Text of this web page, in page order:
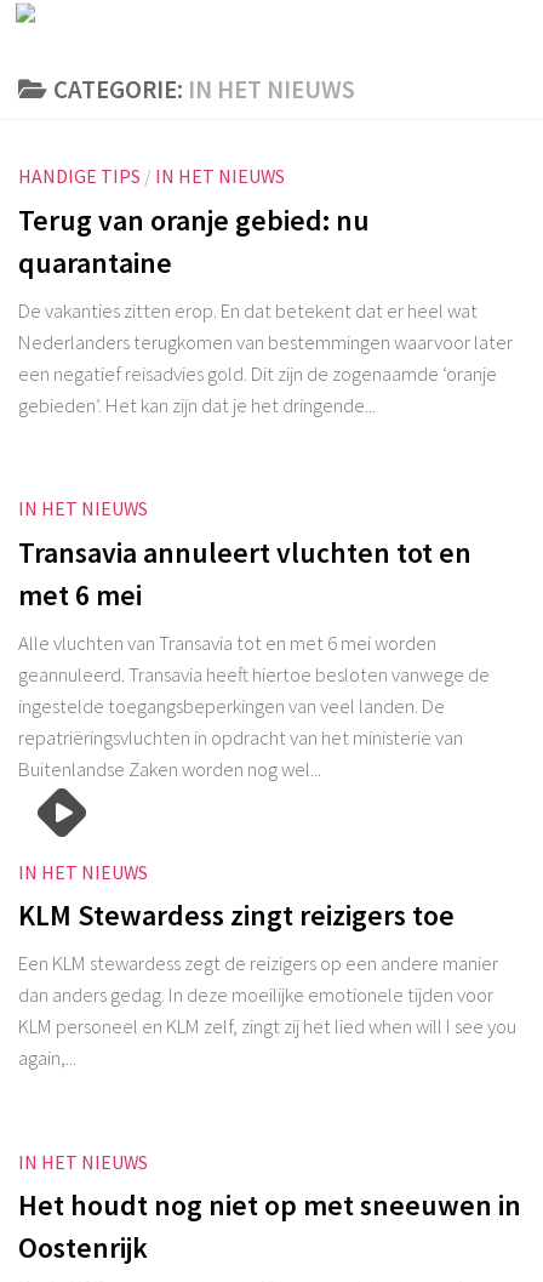
CATEGORIE: IN HET NIEUWS
HANDIGE TIPS / IN HET NIEUWS
Terug van oranje gebied: nu
quarantaine
De vakanties zitten erop. En dat betekent dat er heel wat
Nederlanders terugkomen van bestemmingen waarvoor later
een negatief reisadvies gold. Dit zijn de zogenaamde ‘oranje
gebieden’. Het kan zijn dat je het dringende...
IN HET NIEUWS
Transavia annuleert vluchten tot en
met 6 mei
Alle vluchten van Transavia tot en met 6 mei worden
geannuleerd. Transavia heeft hiertoe besloten vanwege de
ingestelde toegangsbeperkingen van veel landen. De
repatriëringsvluchten in opdracht van het ministerie van
Buitenlandse Zaken worden nog wel...
IN HET NIEUWS
KLM Stewardess zingt reizigers toe
Een KLM stewardess zegt de reizigers op een andere manier
dan anders gedag. In deze moeilijke emotionele tijden voor
KLM personeel en KLM zelf, zingt zij het lied when will I see you
again,...
IN HET NIEUWS
Het houdt nog niet op met sneeuwen in
Oostenrijk